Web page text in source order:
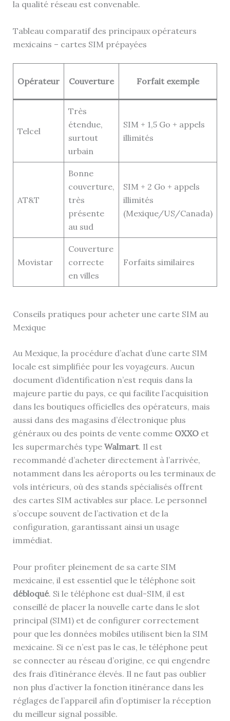
la qualité réseau est convenable.
Tableau comparatif des principaux opérateurs
mexicains – cartes SIM prépayées
Opérateur Couverture Forfait exemple
Telcel
Très
étendue,
surtout
urbain
SIM + 1,5 Go + appels
illimités
AT&T
Bonne
couverture,
très
présente
au sud
SIM + 2 Go + appels
illimités
(Mexique/US/Canada)
Movistar
Couverture
correcte
en villes
Forfaits similaires
Conseils pratiques pour acheter une carte SIM au
Mexique
Au Mexique, la procédure d’achat d’une carte SIM
locale est simplifiée pour les voyageurs. Aucun
document d’identification n’est requis dans la
majeure partie du pays, ce qui facilite l’acquisition
dans les boutiques officielles des opérateurs, mais
aussi dans des magasins d’électronique plus
généraux ou des points de vente comme OXXOet
les supermarchés type Walmart. Il est
recommandé d’acheter directement à l’arrivée,
notamment dans les aéroports ou les terminaux de
vols intérieurs, où des stands spécialisés offrent
des cartes SIM activables sur place. Le personnel
s’occupe souvent de l’activation et de la
configuration, garantissant ainsi un usage
immédiat.
Pour profiter pleinement de sa carte SIM
mexicaine, il est essentiel que le téléphone soit
débloqué. Si le téléphone est dual-SIM, il est
conseillé de placer la nouvelle carte dans le slot
principal (SIM1) et de configurer correctement
pour que les données mobiles utilisent bien la SIM
mexicaine. Si ce n’est pas le cas, le téléphone peut
se connecter au réseau d’origine, ce qui engendre
des frais d’itinérance élevés. Il ne faut pas oublier
non plus d’activer la fonction itinérance dans les
réglages de l’appareil afin d’optimiser la réception
du meilleur signal possible.